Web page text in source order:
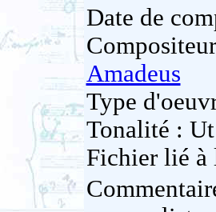
Date de
Amadeus
Type
Tonalité :
Fichier lié à